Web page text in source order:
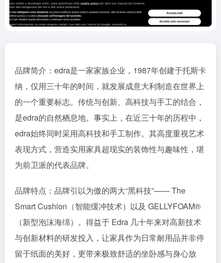
品牌简介：edra是一家家族企业，1987年创建于托斯卡
纳，仅用三十年的时间，就发展成意大利制造在世界上
的一个重要标志。传统与创新、高科技与手工的结合，
是edra的自然栖息地。事实上，在近三十年的历程中，
edra始终同时采用高科技和手工制作。其高度重视艺术
表现方式，营造实用家具超现实的装饰性与趣味性，堪
为前卫派的代表品牌。
品牌特点：品牌引以为傲的两大“黑科技”—— The
Smart Cushion（智能缓冲技术）以及 GELLYFOAM®
（新型泡沫海绵）。得益于 Edra 几十年来对高新技术
与创新材料的研发投入，让家具作为日常耐用品并非停
留于纸面的美好，更带来极致舒适的坐卧感与身心放